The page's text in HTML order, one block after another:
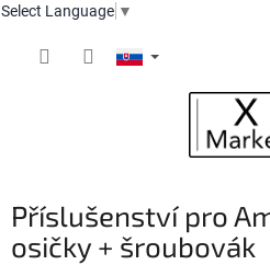
Select Language ▼
Příslušenství pro
osičky + šroubovák